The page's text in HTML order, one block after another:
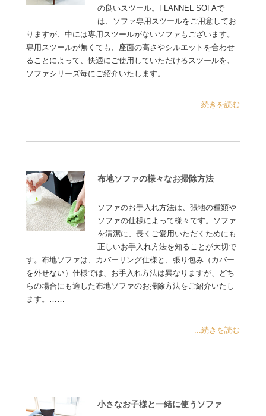
の良いスツール。FLANNEL SOFAで
は、ソファ専用スツールをご用意してお
りますが、中には専用スツールがないソファもございます。
専用スツールが無くても、座面の高さやシルエットを合わせ
ることによって、快適にご使用していただけるスツールを、
ソファシリーズ毎にご紹介いたします。……
...続きを読む
布地ソファの様々なお掃除方法
ソファのお手入れ方法は、張地の種類や
ソファの仕様によって様々です。ソファ
を清潔に、長くご愛用いただくためにも
正しいお手入れ方法を知ることが大切で
す。布地ソファは、カバーリング仕様と、張り包み（カバー
を外せない）仕様では、お手入れ方法は異なりますが、どち
らの場合にも適した布地ソファのお掃除方法をご紹介いたし
ます。……
...続きを読む
小さなお子様と一緒に使うソファ